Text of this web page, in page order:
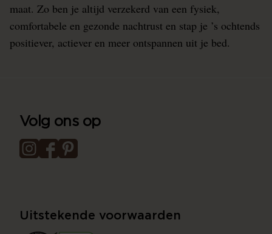
maat. Zo ben je altijd verzekerd van een fysiek,
comfortabele en gezonde nachtrust en stap je ’s ochtends
positiever, actiever en meer ontspannen uit je bed.
Volg ons op
Uitstekende voorwaarden